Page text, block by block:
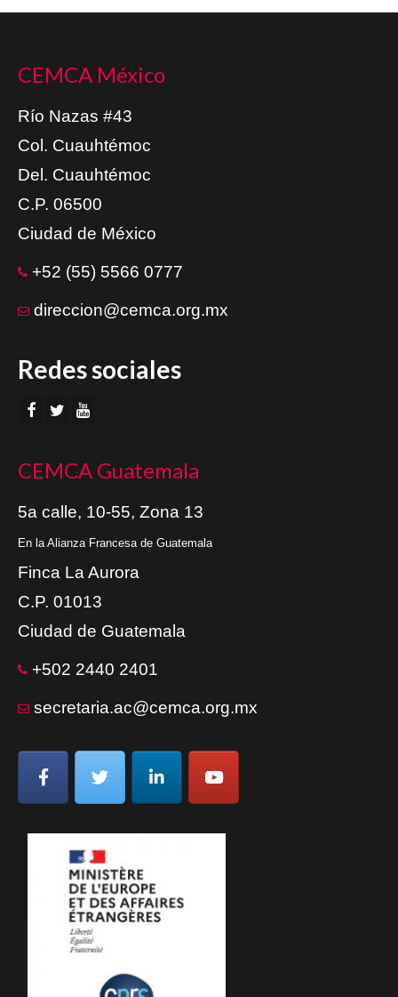
CEMCA México
Río Nazas #43
Col. Cuauhtémoc
Del. Cuauhtémoc
C.P. 06500
Ciudad de México
+52 (55) 5566 0777
direccion@cemca.org.mx
Redes sociales
CEMCA Guatemala
5a calle, 10-55, Zona 13
En la Alianza Francesa de Guatemala
Finca La Aurora
C.P. 01013
Ciudad de Guatemala
+502 2440 2401
secretaria.ac@cemca.org.mx